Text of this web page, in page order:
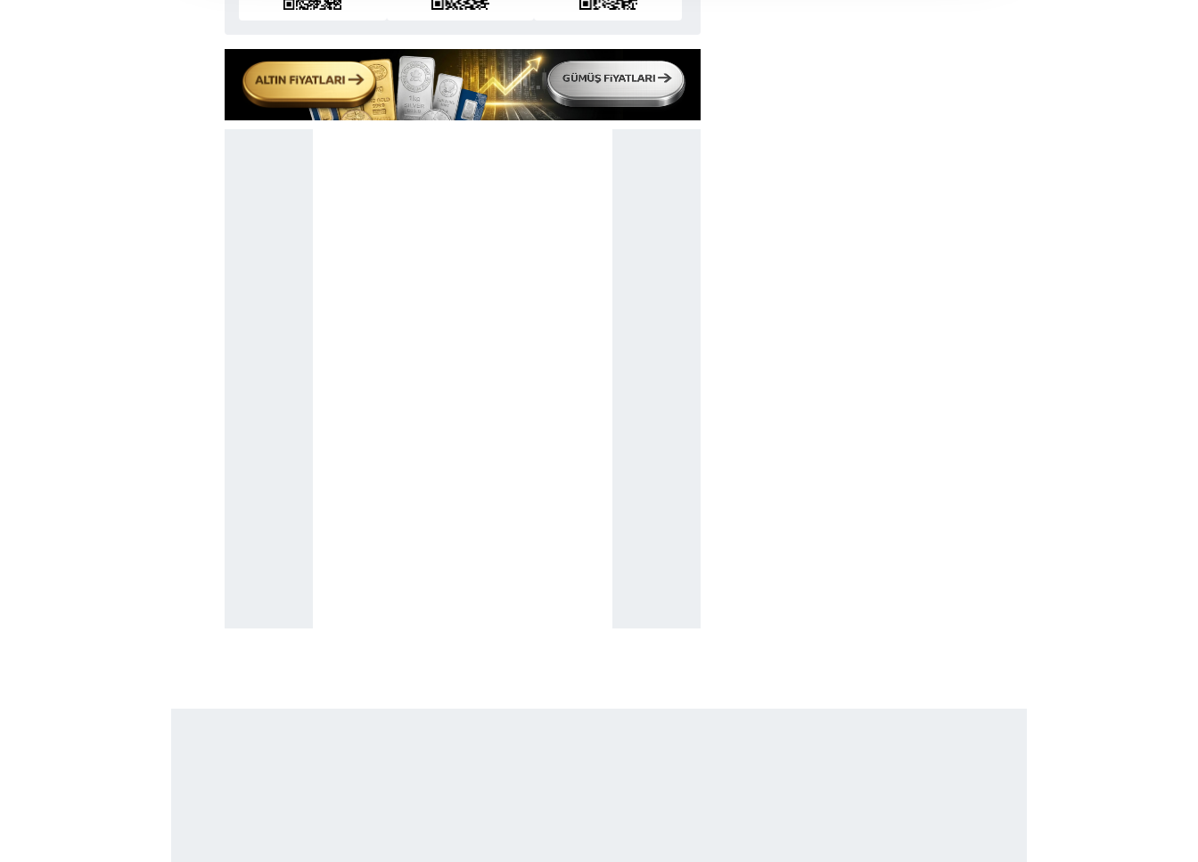
reklam/pazarlama faaliyetlerinin yapılması, amaçlarıyla sınırlı olarak açık rızanız dahilinde kullanılacaktır.
Çerezlere ilişkin tercihlerinizi aşağıda yer alan panel vasıtasıyla belirleyebilirsiniz. Çerezlere ilişkin detaylı bilgi için Ayarlar
butonuna tıklayabilir,Çerez Bilgilendirme Metnimiziziyaret edebilirsiniz.
6698 sayılı Kişisel Verilerin Korunması Kanunu uyarınca hazırlanmış Aydınlatma Metnimizi okumak ve sitemizde ilgili